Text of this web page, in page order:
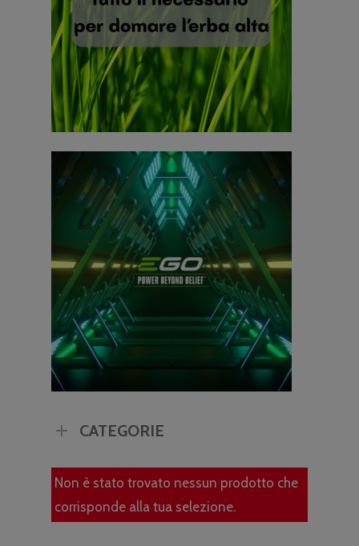
CATEGORIE
Non è stato trovato nessun prodotto che
corrisponde alla tua selezione.